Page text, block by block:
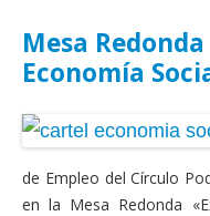
Mesa
Economía
de Empleo del Círculo
en la Mesa Redonda